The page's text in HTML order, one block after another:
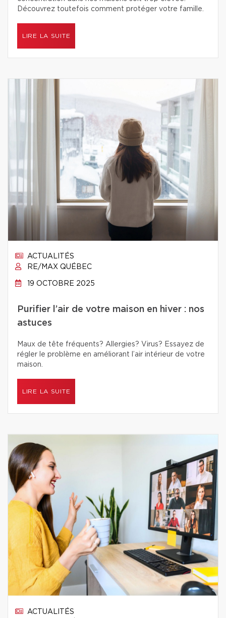
Découvrez toutefois comment protéger votre famille.
LIRE LA SUITE
ACTUALITÉS
RE/MAX QUÉBEC
19 OCTOBRE 2025
Purifier l’air de votre maison en hiver : nos
astuces
Maux de tête fréquents? Allergies? Virus? Essayez de
régler le problème en améliorant l’air intérieur de votre
maison.
LIRE LA SUITE
ACTUALITÉS